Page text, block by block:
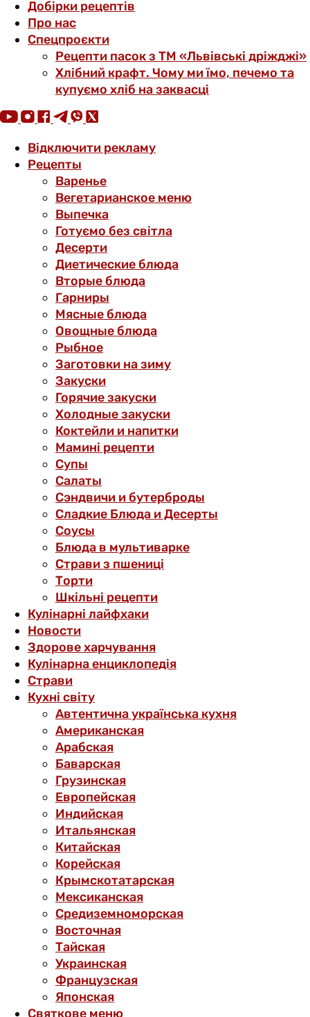
Добірки рецептів
Про нас
Спецпроєкти
Рецепти пасок з ТМ «Львівські дріжджі»
Хлібний крафт. Чому ми їмо, печемо та
купуємо хліб на заквасці
Відключити рекламу
Рецепты
Варенье
Вегетарианское меню
Выпечка
Готуємо без світла
Десерти
Диетические блюда
Вторые блюда
Гарниры
Мясные блюда
Овощные блюда
Рыбное
Заготовки на зиму
Закуски
Горячие закуски
Холодные закуски
Коктейли и напитки
Мамині рецепти
Супы
Салаты
Сэндвичи и бутерброды
Сладкие Блюда и Десерты
Соусы
Блюда в мультиварке
Страви з пшениці
Торти
Шкільні рецепти
Кулінарні лайфхаки
Новости
Здорове харчування
Кулінарна енциклопедія
Страви
Кухні світу
Автентична українська кухня
Американская
Арабская
Баварская
Грузинская
Европейская
Индийская
Итальянская
Китайская
Корейская
Крымскотатарская
Мексиканская
Средиземноморская
Восточная
Тайская
Украинская
Французская
Японская
Святкове меню